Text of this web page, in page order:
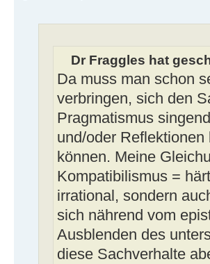
Dr Fraggles hat
Da muss man schon
verbringen, sich den
Pragmatismus
und/oder
können. Meine
Kompatibilismus =
irrational, sondern
sich nährend vom
Ausblenden des
diese Sachverhalte